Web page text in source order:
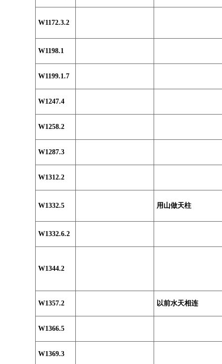
W1172.3.2
W1198.1
W1199.1.7
W1247.4
W1258.2
W1287.3
W1312.2
W1332.5 用山做天柱
W1332.6.2
W1344.2
W1357.2 以前水天相连
W1366.5
W1369.3